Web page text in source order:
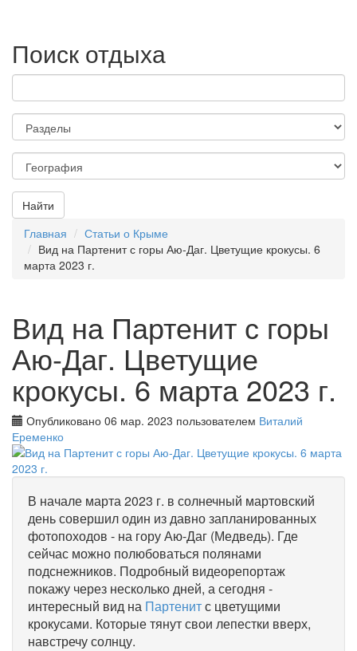
Поиск отдыха
Найти
Главная
Статьи о Крыме
Вид на Партенит с горы Аю-Даг. Цветущие крокусы. 6
марта 2023 г.
Вид на Партенит с горы
Аю-Даг. Цветущие
крокусы. 6 марта 2023 г.
Опубликовано 06 мар. 2023 пользователем Виталий
Еременко
В начале марта 2023 г. в солнечный мартовский
день совершил один из давно запланированных
фотопоходов - на гору Аю-Даг (Медведь). Где
сейчас можно полюбоваться полянами
подснежников. Подробный видеорепортаж
покажу через несколько дней, а сегодня -
интересный вид на Партенитс цветущими
крокусами. Которые тянут свои лепестки вверх,
навстречу солнцу.